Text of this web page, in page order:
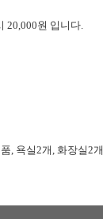
20,000원 입니다.
, 욕실2개, 화장실2개